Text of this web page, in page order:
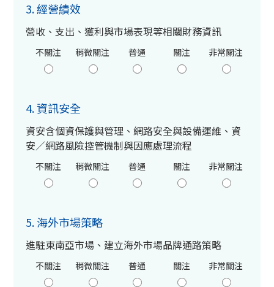
3. 經營績效
營收、支出、獲利與市場表現等相關財務資訊
不關注 稍微關注 普通 關注 非常關注
4. 資訊安全
資安含個資保護與管理、網路安全與設備運維、資
安／網路風險控管機制與因應處理流程
不關注 稍微關注 普通 關注 非常關注
5. 海外市場策略
進駐東南亞市場、建立海外市場品牌通路策略
不關注 稍微關注 普通 關注 非常關注